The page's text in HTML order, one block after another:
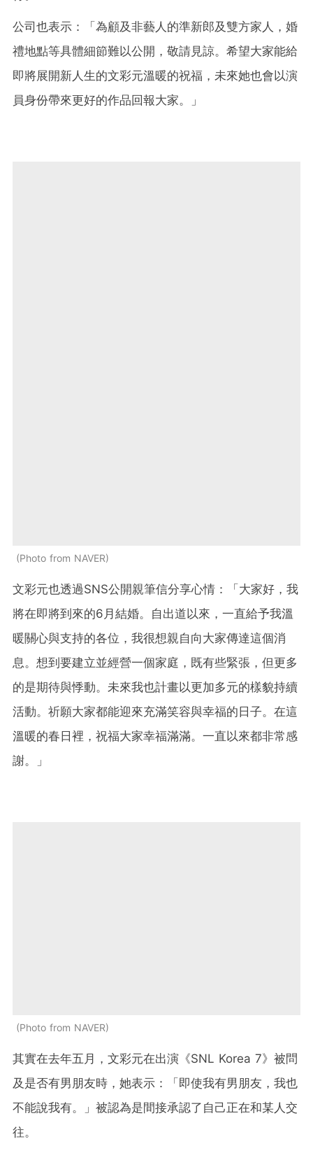
公司也表示：「為顧及非藝人的準新郎及雙方家人，婚
禮地點等具體細節難以公開，敬請見諒。希望大家能給
即將展開新人生的文彩元溫暖的祝福，未來她也會以演
員身份帶來更好的作品回報大家。」
Photo from NAVER
文彩元也透過SNS公開親筆信分享心情：「大家好，我
將在即將到來的6月結婚。自出道以來，一直給予我溫
暖關心與支持的各位，我很想親自向大家傳達這個消
息。想到要建立並經營一個家庭，既有些緊張，但更多
的是期待與悸動。未來我也計畫以更加多元的樣貌持續
活動。祈願大家都能迎來充滿笑容與幸福的日子。在這
溫暖的春日裡，祝福大家幸福滿滿。一直以來都非常感
謝。」
Photo from NAVER
其實在去年五月，文彩元在出演《SNL Korea 7》被問
及是否有男朋友時，她表示：「即使我有男朋友，我也
不能說我有。」被認為是間接承認了自己正在和某人交
往。